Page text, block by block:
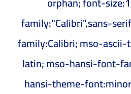
family:"Calibri",sans-
family:Calibri; mso-
latin; mso-hansi-font-
hansi-theme-